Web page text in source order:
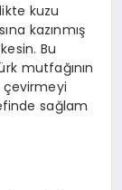
kuzu
kazınmış
Bu
mutfağının
çevirmeyi
sağlam